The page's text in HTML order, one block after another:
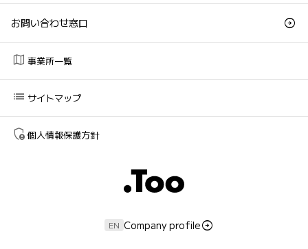
お問い合わせ窓口
map 事業所一覧
list サイトマップ
admin_panel_settings 個人情報保護方針
EN Company profile